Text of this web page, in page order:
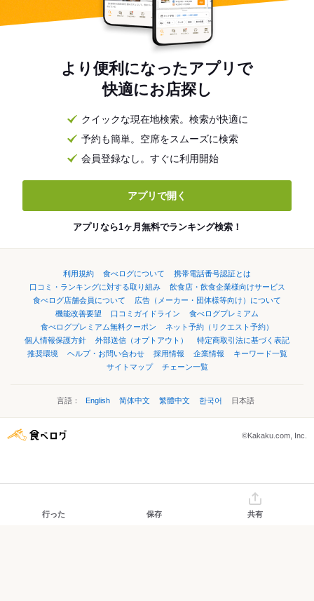
より便利になったアプリで
快適にお店探し
クイックな現在地検索。検索が快適に
予約も簡単。空席をスムーズに検索
会員登録なし。すぐに利用開始
アプリで開く
アプリなら1ヶ月無料でランキング検索！
利用規約 食べログについて
携帯電話番号認証とは
口コミ・ランキングに対する取り組み
飲食店・飲食企業様向けサービス
食べログ店舗会員について
広告（メーカー・団体様等向け）について
機能改善要望
口コミガイドライン
食べログプレミアム
食べログプレミアム無料クーポン
ネット予約（リクエスト予約）
個人情報保護方針
外部送信（オプトアウト）
特定商取引法に基づく表記
推奨環境
ヘルプ・お問い合わせ 採用情報 企業情報
キーワード一覧
サイトマップ
チェーン一覧
言語： English 简体中文 繁體中文 한국어 日本語
©Kakaku.com, Inc.
行った 保存 共有